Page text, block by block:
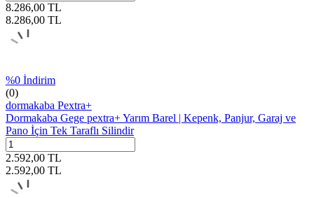
8.286,00 TL
8.286,00 TL
%0 İndirim
(0)
dormakaba Pextra+
Dormakaba Gege pextra+ Yarım Barel | Kepenk, Panjur, Garaj ve
Pano İçin Tek Taraflı Silindir
2.592,00 TL
2.592,00 TL